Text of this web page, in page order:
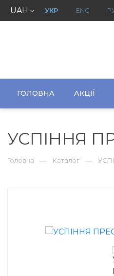
UAH УКР ENG
ГОЛОВНА АКЦІЇ
УСПІННЯ
Головна — Каталог —